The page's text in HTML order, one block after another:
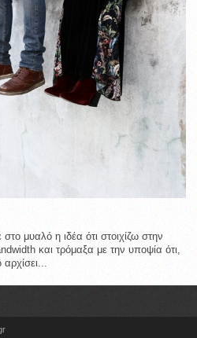
μυαλό η ιδέα ότι στοιχίζω στην
και τρόμαξα με την υποψία ότι,